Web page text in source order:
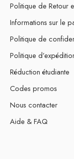
Politique de Retour
Informations sur le
Politique de
Politique
Réduction étudiante
Codes promos
Nous contacter
Aide & FAQ